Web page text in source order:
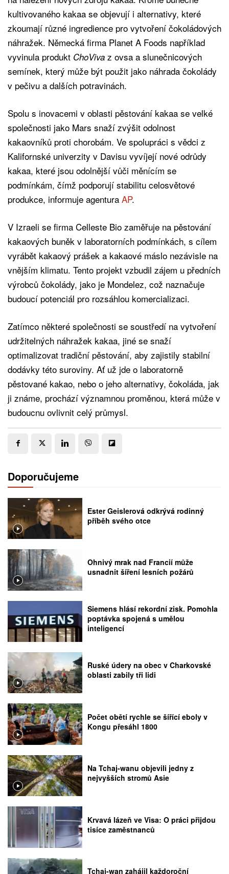
kultivovaného kakaa se objevují i alternativy, které
zkoumají různé ingredience pro vytvoření čokoládových
náhražek. Německá firma Planet A Foods například
vyvinula produkt ChoViva z ovsa a slunečnicových
semínek, který může být použit jako náhrada čokolády
v pečivu a dalších potravinách.
Spolu s inovacemi v oblasti pěstování kakaa se velké
společnosti jako Mars snaží zvýšit odolnost
kakaovníků proti chorobám. Ve spolupráci s vědci z
Kalifornské univerzity v Davisu vyvíjejí nové odrůdy
kakaa, které jsou odolnější vůči měnícím se
podmínkám, čímž podporují stabilitu celosvětové
produkce, informuje agentura AP.
V Izraeli se firma Celleste Bio zaměřuje na pěstování
kakaových buněk v laboratorních podmínkách, s cílem
vyrábět kakaový prášek a kakaové máslo nezávisle na
vnějším klimatu. Tento projekt vzbudil zájem u předních
výrobců čokolády, jako je Mondelez, což naznačuje
budoucí potenciál pro rozsáhlou komercializaci.
Zatímco některé společnosti se soustředí na vytvoření
udržitelných náhražek kakaa, jiné se snaží
optimalizovat tradiční pěstování, aby zajistily stabilní
dodávky této suroviny. Ať už jde o laboratorně
pěstované kakao, nebo o jeho alternativy, čokoláda, jak
ji známe, prochází významnou proměnou, která může v
budoucnu ovlivnit celý průmysl.
Doporučujeme
Ester Geislerová odkrývá rodinný
příběh svého otce
Ohnivý mrak nad Francií může
usnadnit šíření lesních požárů
Siemens hlásí rekordní zisk. Pomohla
poptávka spojená s umělou
inteligencí
Ruské údery na obec v Charkovské
oblasti zabily tři lidi
Počet obětí rychle se šířící eboly v
Kongu přesáhl 1800
Na Tchaj-wanu objevili jedny z
nejvyšších stromů Asie
Krvavá lázeň ve Visa: O práci přijdou
tisíce zaměstnanců
Tchaj-wan zahájil každoroční